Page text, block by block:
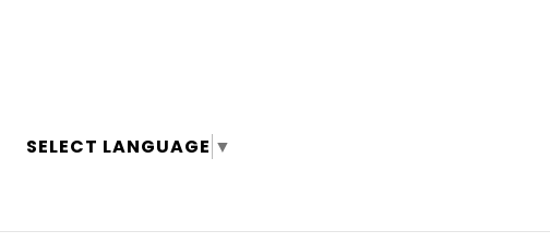
SELECT LANGUAGE ▼